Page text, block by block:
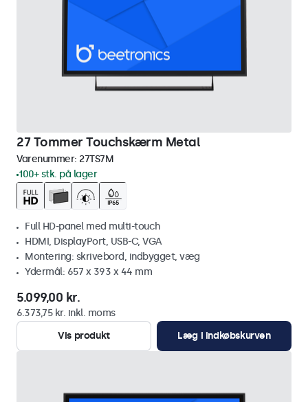
27 Tommer Touchskærm Metal
Varenummer: 27TS7M
100+ stk. på lager
Full HD-panel med multi-touch
HDMI, DisplayPort, USB-C, VGA
Montering: skrivebord, indbygget, væg
Ydermål: 657 x 393 x 44 mm
5.099,00 kr.
6.373,75 kr. inkl. moms
Vis produkt
Læg i indkøbskurven